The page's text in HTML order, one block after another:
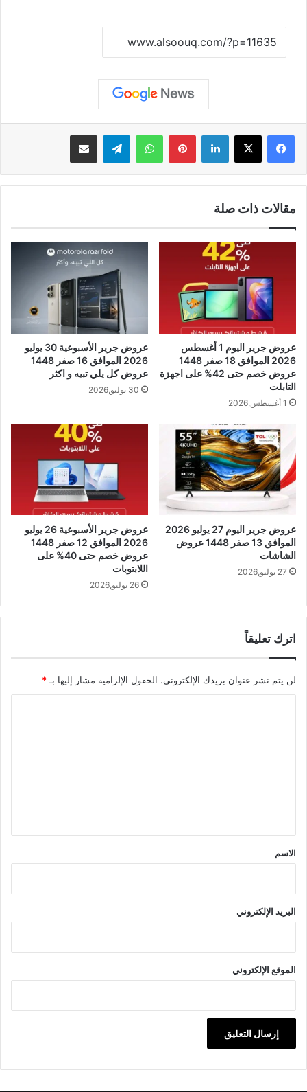
لينكدإن بينتيريستواتساب تيلقرام مشاركة عبر البريد
مقالات ذات صلة
عروض جرير اليوم 1 أغسطس
2026 الموافق 18 صفر 1448
عروض خصم حتى 42% على اجهزة
التابلت
1 أغسطس,2026
عروض جرير الأسبوعية 30 يوليو
2026 الموافق 16 صفر 1448
عروض كل يلي تبيه و اكثر
30 يوليو,2026
عروض جرير اليوم 27 يوليو 2026
الموافق 13 صفر 1448 عروض
الشاشات
27 يوليو,2026
عروض جرير الأسبوعية 26 يوليو
2026 الموافق 12 صفر 1448
عروض خصم حتى 40% على
اللابتوبات
26 يوليو,2026
اترك تعليقاً
لن يتم نشر عنوان بريدك الإلكتروني. الحقول الإلزامية مشار إليها بـ *
*
الاسم
البريد الإلكتروني
الموقع الإلكتروني